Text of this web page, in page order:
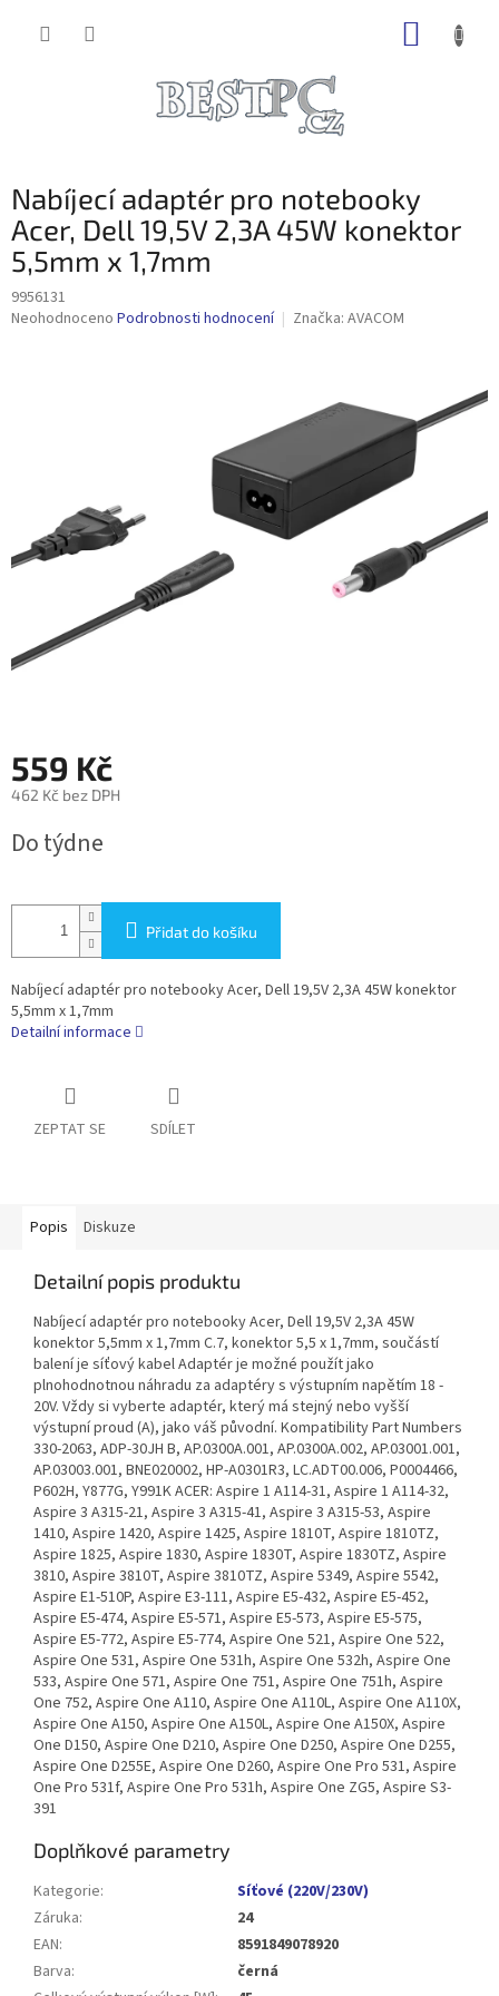
Nabíjecí adaptér pro notebooky
Acer, Dell 19,5V 2,3A 45W konektor
5,5mm x 1,7mm
9956131
Průměrné
Neohodnoceno Podrobnosti hodnocení Značka: AVACOM
559 Kč
462 Kč bez DPH
cena:
Do týdne
Přidat do košíku
Nabíjecí adaptér pro notebooky Acer, Dell 19,5V 2,3A 45W konektor
5,5mm x 1,7mm
Detailní informace
ZEPTAT SE SDÍLET
Popis Diskuze
Detailní popis produktu
Nabíjecí adaptér pro notebooky Acer, Dell 19,5V 2,3A 45W
konektor 5,5mm x 1,7mm C.7, konektor 5,5 x 1,7mm, součástí
balení je síťový kabel Adaptér je možné použít jako
plnohodnotnou náhradu za adaptéry s výstupním napětím 18 -
20V. Vždy si vyberte adaptér, který má stejný nebo vyšší
výstupní proud (A), jako váš původní. Kompatibility Part Numbers
330-2063, ADP-30JH B, AP.0300A.001, AP.0300A.002, AP.03001.001,
AP.03003.001, BNE020002, HP-A0301R3, LC.ADT00.006, P0004466,
P602H, Y877G, Y991K ACER: Aspire 1 A114-31, Aspire 1 A114-32,
Aspire 3 A315-21, Aspire 3 A315-41, Aspire 3 A315-53, Aspire
1410, Aspire 1420, Aspire 1425, Aspire 1810T, Aspire 1810TZ,
Aspire 1825, Aspire 1830, Aspire 1830T, Aspire 1830TZ, Aspire
3810, Aspire 3810T, Aspire 3810TZ, Aspire 5349, Aspire 5542,
Aspire E1-510P, Aspire E3-111, Aspire E5-432, Aspire E5-452,
Aspire E5-474, Aspire E5-571, Aspire E5-573, Aspire E5-575,
Aspire E5-772, Aspire E5-774, Aspire One 521, Aspire One 522,
Aspire One 531, Aspire One 531h, Aspire One 532h, Aspire One
533, Aspire One 571, Aspire One 751, Aspire One 751h, Aspire
One 752, Aspire One A110, Aspire One A110L, Aspire One A110X,
Aspire One A150, Aspire One A150L, Aspire One A150X, Aspire
One D150, Aspire One D210, Aspire One D250, Aspire One D255,
Aspire One D255E, Aspire One D260, Aspire One Pro 531, Aspire
One Pro 531f, Aspire One Pro 531h, Aspire One ZG5, Aspire S3-
391
Doplňkové parametry
Kategorie:
Síťové (220V/230V)
Záruka:
24
EAN:
8591849078920
Barva:
černá